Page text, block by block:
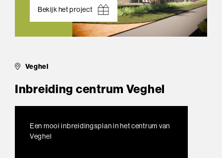
Bekijk het project
Veghel
Inbreiding centrum Veghel
Een mooi inbreidingsplan in het centrum van
Veghel